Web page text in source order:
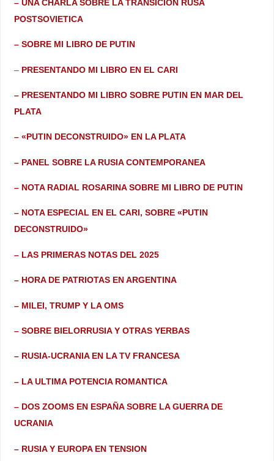
– UNA CHARLA SOBRE LA TRANSICION RUSA
POSTSOVIETICA
– SOBRE MI LIBRO DE PUTIN
– PRESENTANDO MI LIBRO EN EL CARI
– PRESENTANDO MI LIBRO SOBRE PUTIN EN MAR DEL
PLATA
– «PUTIN DECONSTRUIDO» EN LA PLATA
– PANEL SOBRE LA RUSIA CONTEMPORANEA
– NOTA RADIAL ROSARINA SOBRE MI LIBRO DE PUTIN
– NOTA ESPECIAL EN EL CARI, SOBRE «PUTIN
DECONSTRUIDO»
– LAS PRIMERAS NOTAS DEL 2025
– HORA DE PATRIOTAS EN ARGENTINA
– MILEI, TRUMP Y LA OMS
– SOBRE BIELORRUSIA Y OTRAS YERBAS
– RUSIA-UCRANIA EN LA TV FRANCESA
– LA ULTIMA POTENCIA ROMANTICA
– DOS ZOOMS EN ESPAÑA SOBRE LA GUERRA DE
UCRANIA
– RUSIA Y EUROPA EN TENSION